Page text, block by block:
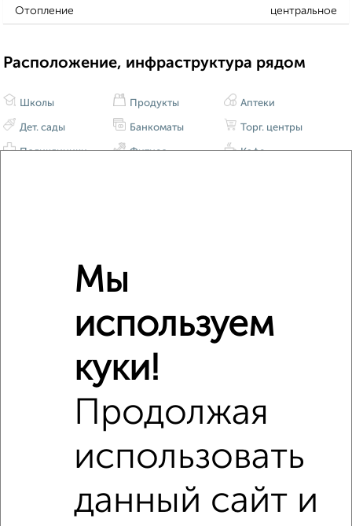
Отопление центральное
Расположение, инфраструктура рядом
Школы
Дет. сады
Поликлиники
Продукты
Банкоматы
Фитнес
Аптеки
Торг. центры
Кафе
3‑комнатные квартиры с похожей площадью ±10%
Мы
используем
куки!
Продолжая
использовать
данный сайт и